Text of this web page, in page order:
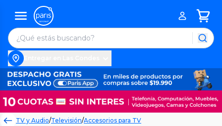
TV y Audio/Televisión/Accesorios para TV